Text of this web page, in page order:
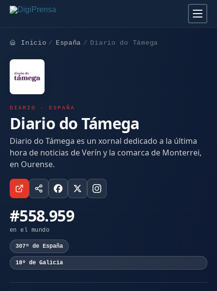
Inicio España Diario do Támega
DIARIO · ESPAÑA
Diario do Támega
Diario do Támega es un xornal dedicado a la última
hora de noticias de Verín y la comarca de Monterrei,
en Ourense.
#558.959
en el mundo
307º de España
18º de Galicia